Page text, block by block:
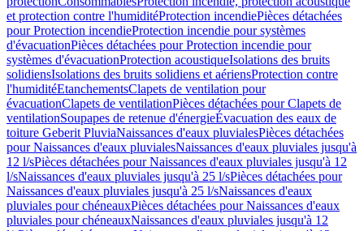
et protection contre l'humiditéProtection incendiePièces détachées
pour Protection incendieProtection incendie pour systèmes
d'évacuationPièces détachées pour Protection incendie pour
systèmes d'évacuationProtection acoustiqueIsolations des bruits
solidiensIsolations des bruits solidiens et aériensProtection contre
l'humiditéEtanchementsClapets de ventilation pour
évacuationClapets de ventilationPièces détachées pour Clapets de
ventilationSoupapes de retenue d'énergieÉvacuation des eaux de
toiture Geberit PluviaNaissances d'eaux pluvialesPièces détachées
pour Naissances d'eaux pluvialesNaissances d'eaux pluviales jusqu'à
12 l/sPièces détachées pour Naissances d'eaux pluviales jusqu'à 12
l/sNaissances d'eaux pluviales jusqu'à 25 l/sPièces détachées pour
Naissances d'eaux pluviales jusqu'à 25 l/sNaissances d'eaux
pluviales pour chéneauxPièces détachées pour Naissances d'eaux
pluviales pour chéneauxNaissances d'eaux pluviales jusqu'à 12